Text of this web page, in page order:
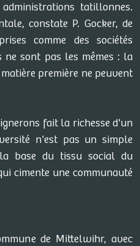
tatillonnes.
constate P. Gocker, de
comme des sociétés
ne sont pas les mêmes : la
première ne peuvent
fait la richesse d'un
n'est pas un simple
base du tissu social du
cimente une communauté
de Mittelwihr, avec